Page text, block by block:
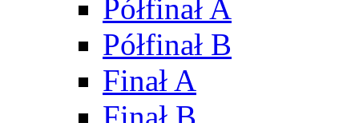
Półfinał A
Półfinał B
Finał A
Finał B